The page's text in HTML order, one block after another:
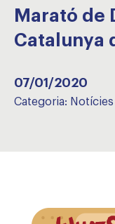
Marató de
Catalunya
07/01/2020
Categoria: Notícies